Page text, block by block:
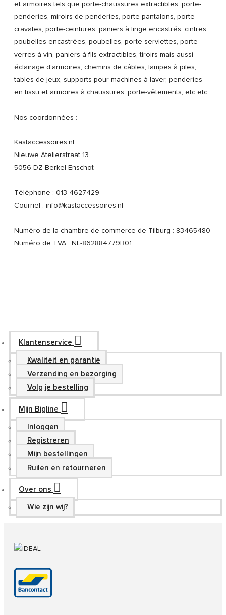
et armoires tels que porte-chaussures extractibles, porte-
penderies, miroirs de penderies, porte-pantalons, porte-
cravates, porte-ceintures, paniers à linge encastrés, cintres,
poubelles encastrées, poubelles, porte-serviettes, porte-
verres à vin, paniers à fils extractibles, tiroirs mais aussi
éclairage d'armoires, chemins de câbles, lampes à piles,
tables de jeux, supports pour machines à laver, penderies
en tissu et armoires à chaussures, porte-vêtements, etc etc.
Nos coordonnées :
Kastaccessoires.nl
Nieuwe Atelierstraat 13
5056 DZ Berkel-Enschot
Téléphone : 013-4627429
Courriel : info@kastaccessoires.nl
Numéro de la chambre de commerce de Tilburg : 83465480
Numéro de TVA : NL-862884779B01
Klantenservice
Kwaliteit en garantie
Verzending en bezorging
Volg je bestelling
Mijn Bigline
Inloggen
Registreren
Mijn bestellingen
Ruilen en retourneren
Over ons
Wie zijn wij?